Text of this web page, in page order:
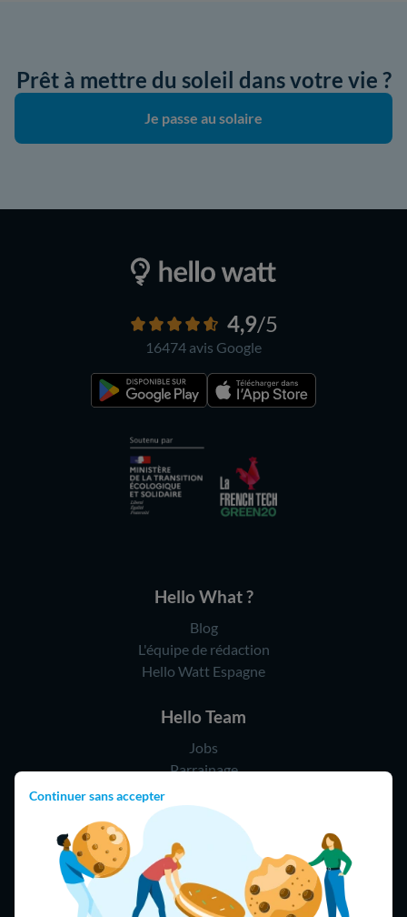
Continuer sans accepter
Prêt à mettre du soleil dans votre vie ?
Je passe au solaire
4,9/5
16474 avis Google
Hello What ?
Blog
L'équipe de rédaction
Hello Watt Espagne
Hello Team
Jobs
Parrainage
Rejoindre notre réseau d'artisans
09 75 18 60 60
(8h-21h)
75018 Paris